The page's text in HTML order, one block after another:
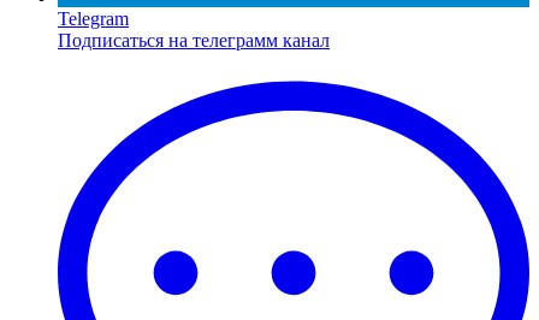
Telegram
Подписаться на телеграмм канал